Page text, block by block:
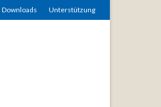
Downloads Unterstützung